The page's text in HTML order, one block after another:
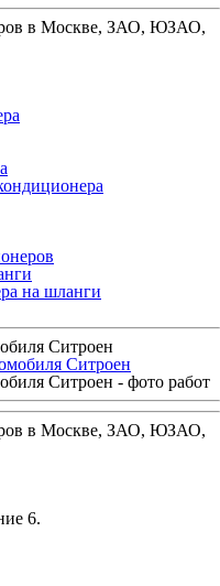
в Москве, ЗАО, ЮЗАО,
на шланги
Ситроен
Ситроен - фото работ
в Москве, ЗАО, ЮЗАО,
6.